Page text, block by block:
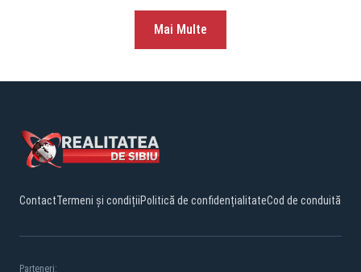
Mai Multe
ContactTermeni și condițiiPolitică de confidențialitateCod de conduită
Parteneri: